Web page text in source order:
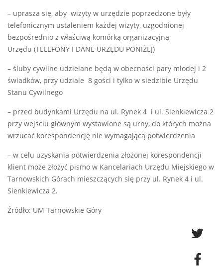
– uprasza się, aby wizyty w urzędzie poprzedzone były
telefonicznym ustaleniem każdej wizyty, uzgodnionej
bezpośrednio z właściwą komórką organizacyjną
Urzędu (TELEFONY I DANE URZĘDU PONIŻEJ)
– śluby cywilne udzielane będą w obecności pary młodej i 2
świadków, przy udziale 8 gości i tylko w siedzibie Urzędu
Stanu Cywilnego
– przed budynkami Urzędu na ul. Rynek 4 i ul. Sienkiewicza 2
przy wejściu głównym wystawione są urny, do których można
wrzucać korespondencję nie wymagającą potwierdzenia
– w celu uzyskania potwierdzenia złożonej korespondencji
klient może złożyć pismo w Kancelariach Urzędu Miejskiego w
Tarnowskich Górach mieszczących się przy ul. Rynek 4 i ul.
Sienkiewicza 2.
Źródło: UM Tarnowskie Góry